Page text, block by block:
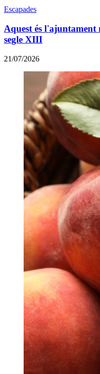
Escapades
Aquest és l'ajuntament
segle XIII
21/07/2026